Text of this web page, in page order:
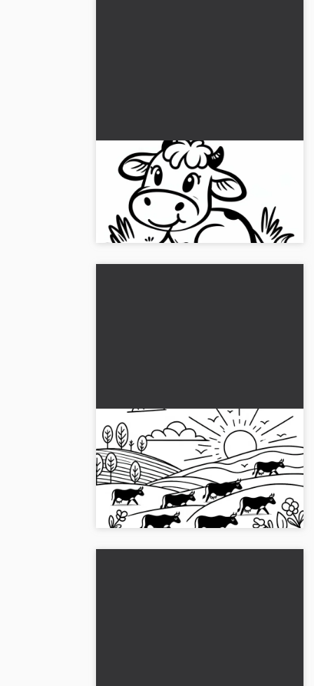
Koen ligger afslappet i græsset:
Nem malebog (Gratis)
Mal den afslappede ko i græsset og
download billedet gratis!...
Køer løber over bakker ved
solnedgang: Enkel
udmalingsbillede (Gratis)
Nyd at farvelægge en kvægflok ved
solnedgang. Download det gratis billede i
JPG-format!...